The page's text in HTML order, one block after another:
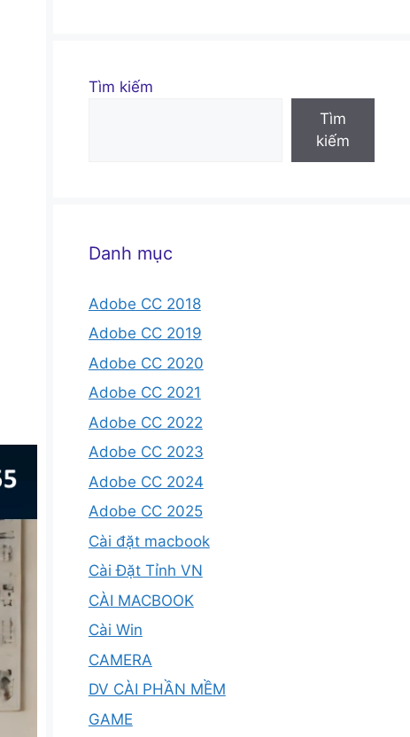
Tìm kiếm
Tìm
kiếm
Danh mục
Adobe CC 2018
Adobe CC 2019
Adobe CC 2020
Adobe CC 2021
Adobe CC 2022
Adobe CC 2023
Adobe CC 2024
Adobe CC 2025
Cài đặt macbook
Cài Đặt Tỉnh VN
CÀI MACBOOK
Cài Win
CAMERA
DV CÀI PHẦN MỀM
GAME